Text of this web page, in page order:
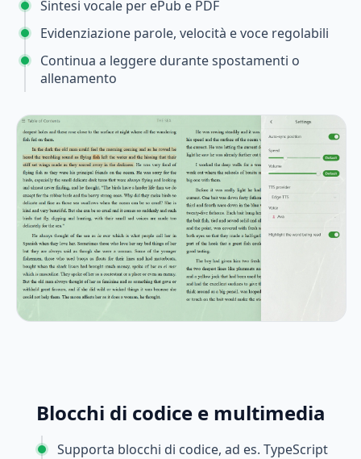
Sintesi vocale per ePub e PDF
Evidenziazione parole, velocità e voce regolabili
Continua a leggere durante spostamenti o
allenamento
Blocchi di codice e multimedia
Supporta blocchi di codice, ad es. TypeScript